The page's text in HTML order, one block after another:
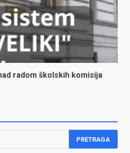
radom školskih komisija